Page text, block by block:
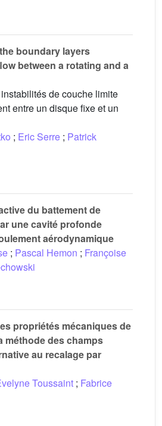
boundary layers
between a rotating and a
de couche limite
entre un disque fixe et un
; Eric Serre ; Patrick
du battement de
une cavité profonde
aérodynamique
; Pascal Hemon ; Françoise
propriétés mécaniques de
méthode des champs
au recalage par
Toussaint ; Fabrice